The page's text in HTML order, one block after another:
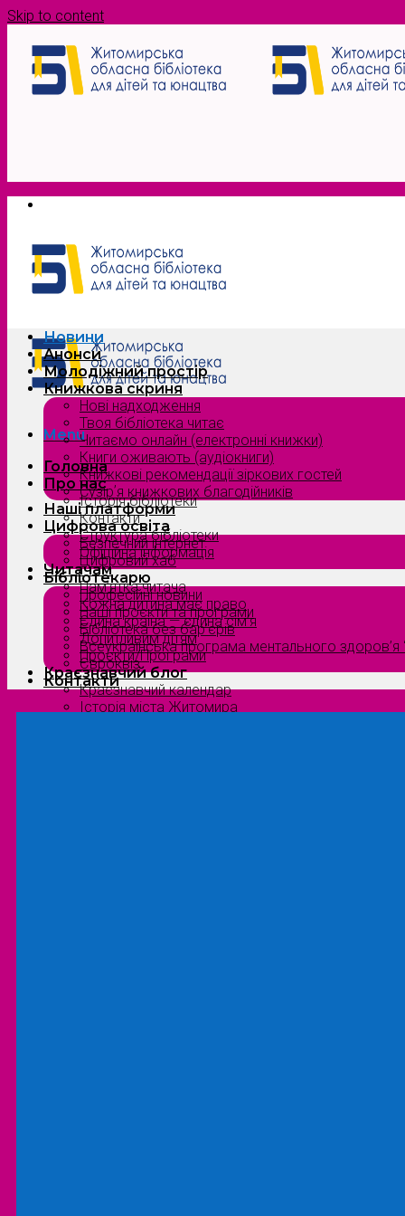
Skip to content
Menu
Головна
Про нас
Історія бібліотеки
Контакти
Структура бібліотеки
Офіційна інформація
Читачам
Пам’ятка читача
Кожна дитина має право
Єдина країна — єдина сім’я
Допитливим дітям
Проєкти/Програми
Краєзнавчий блог
Краєзнавчий календар
Історія міста Житомира
Новини
Анонси
Молодіжний простір
Книжкова скриня
Нові надходження
Твоя бібліотека читає
Читаємо онлайн (електронні книжки)
Книги оживають (аудіокниги)
Книжкові рекомендації зіркових гостей
Сузірʼя книжкових благодійників
Наші платформи
Цифрова освіта
Безпечний інтернет
Цифровий хаб
Бібліотекарю
Професійні новини
Наші проєкти та програми
Бібліотека без бар’єрів
Всеукраїнська програма ментального здоров’я
Євроквіз
Контакти